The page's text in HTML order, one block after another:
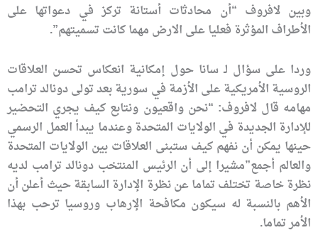
وبين لافروف “أن محادثات أستانة تركز في دعواتها على
الأطراف المؤثرة فعليا على الارض مهما كانت تسميتهم”.
وردا على سؤال لـ سانا حول إمكانية انعكاس تحسن العلاقات
الروسية الأمريكية على الأزمة في سورية بعد تولى دونالد ترامب
مهامه قال لافروف: “نحن واقعيون ونتابع كيف يجري التحضير
للإدارة الجديدة في الولايات المتحدة وعندما يبدأ العمل الرسمي
حينها يمكن أن نفهم كيف ستبنى العلاقات بين الولايات المتحدة
والعالم أجمع”مشيرا إلى أن الرئيس المنتخب دونالد ترامب لديه
نظرة خاصة تختلف تماما عن نظرة الإدارة السابقة حيث أعلن أن
الأهم بالنسبة له سيكون مكافحة الإرهاب وروسيا ترحب بهذا
الأمر تماما.